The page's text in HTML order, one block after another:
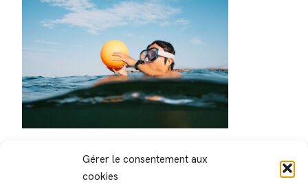
Gérer le consentement aux
cookies